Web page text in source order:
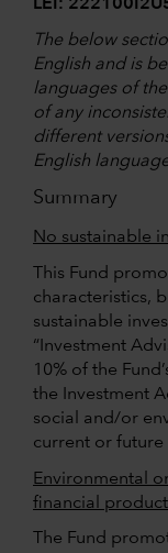
LEI:
The below
English and is
languages of
of any
different
English
Summary
No sustainable
This Fund
characteristics,
sustainable
“Investment
10% of the
the Investment
social and/or
current or
Environmental
financial
The Fund